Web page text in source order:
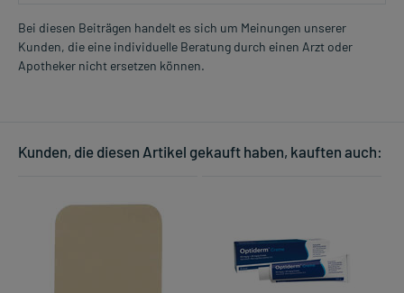
Bei diesen Beiträgen handelt es sich um Meinungen unserer
Kunden, die eine individuelle Beratung durch einen Arzt oder
Apotheker nicht ersetzen können.
Kunden, die diesen Artikel gekauft haben, kauften auch: